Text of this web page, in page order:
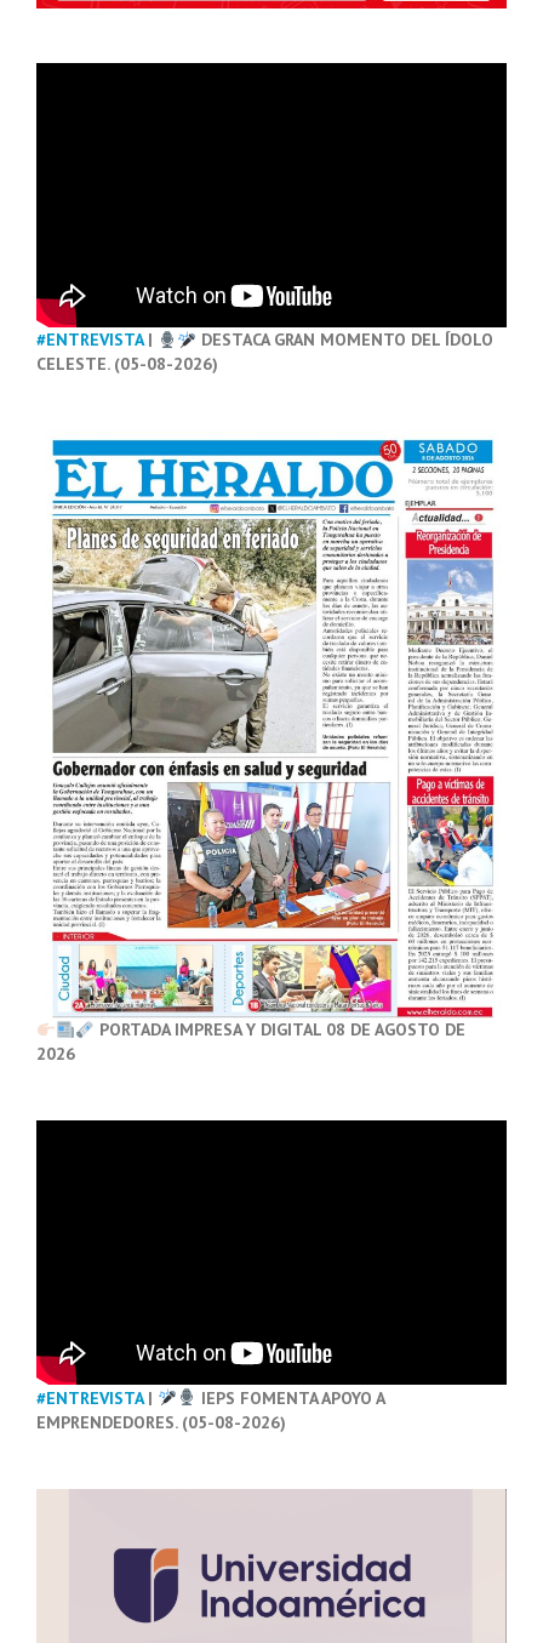
#ENTREVISTA|
DESTACA GRAN MOMENTO DEL ÍDOLO
CELESTE. (05-08-2026)
PORTADA IMPRESA Y DIGITAL 08 DE AGOSTO DE
2026
#ENTREVISTA|
IEPS FOMENTA APOYO A
EMPRENDEDORES. (05-08-2026)